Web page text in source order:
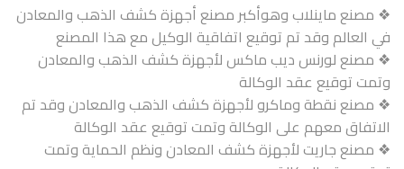
❖ مصنع ماينلاب وهوأكبر مصنع أجهزة كشف الذهب والمعادن
في العالم وقد تم توقيع اتفاقية الوكيل مع هذا المصنع
❖ مصنع لورنس ديب ماكس لأجهزة كشف الذهب والمعادن
وتمت توقيع عقد الوكالة
❖ مصنع نقطة وماكرو لأجهزة كشف الذهب والمعادن وقد تم
الاتفاق معهم على الوكالة وتمت توقيع عقد الوكالة
❖ مصنع جاريت لأجهزة كشف المعادن ونظم الحماية وتمت